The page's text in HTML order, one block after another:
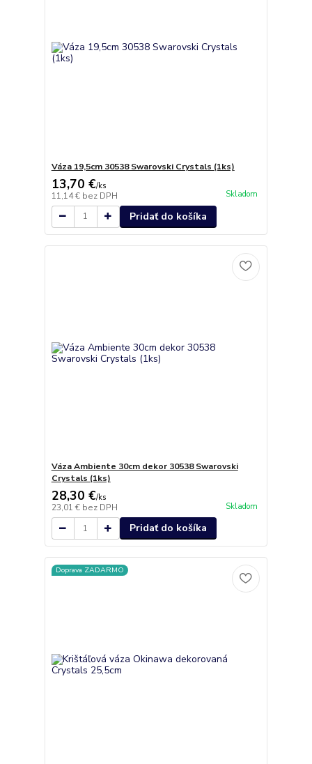
Váza 19,5cm 30538 Swarovski Crystals (1ks)
13,70 €/ks
11,14 € bez DPH Skladom
Pridať do košíka
Váza Ambiente 30cm dekor 30538 Swarovski
Crystals (1ks)
28,30 €/ks
23,01 € bez DPH Skladom
Pridať do košíka
Doprava ZADARMO